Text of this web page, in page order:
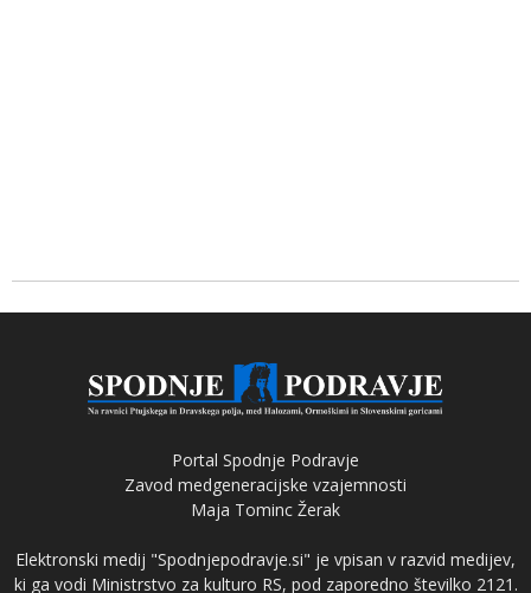
Portal Spodnje Podravje
Zavod medgeneracijske vzajemnosti
Maja Tominc Žerak
Elektronski medij "Spodnjepodravje.si" je vpisan v razvid medijev,
ki ga vodi Ministrstvo za kulturo RS, pod zaporedno številko 2121.